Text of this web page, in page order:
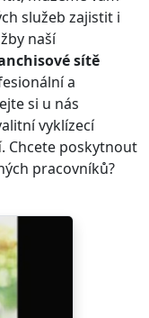
služeb zajistit i
naší
sítě
a
si u nás
vyklízecí
. Chcete poskytnout
pracovníků?